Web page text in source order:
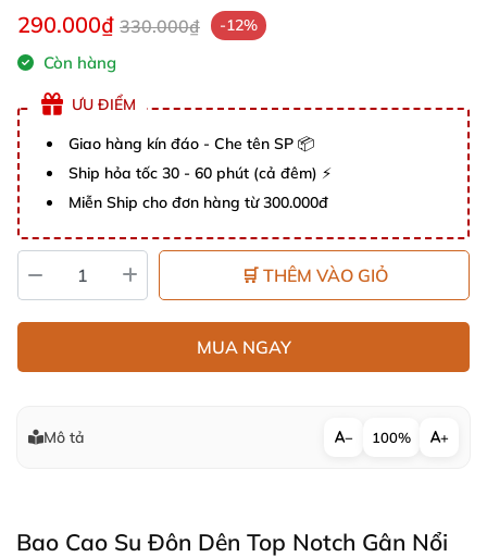
290.000₫ 330.000₫ -12%
Còn hàng
ƯU ĐIỂM
Giao hàng kín đáo - Che tên SP 📦
Ship hỏa tốc 30 - 60 phút (cả đêm) ⚡
Miễn Ship cho đơn hàng từ 300.000đ
🛒 THÊM VÀO GIỎ
MUA NGAY
Mô tả − 100% +
Bao Cao Su Đôn Dên Top Notch Gân Nổi